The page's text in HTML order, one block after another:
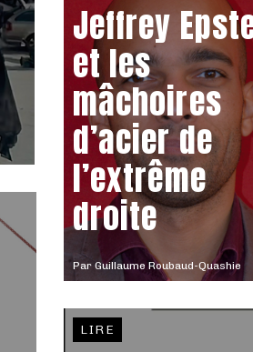
Par Guillaume Roubaud-Quashie
Jeffrey
et les
mâchoires
d’acier de
l’extrême
droite
LIRE